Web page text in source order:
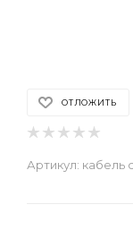
ОТЛОЖИТЬ
Артикул: кабель